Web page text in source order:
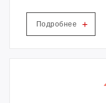
высокоточными
идентификации,
Подробнее +